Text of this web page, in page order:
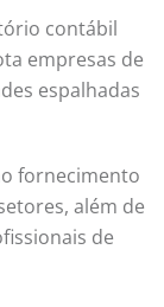
contábil
empresas de
espalhadas
fornecimento
além de
de